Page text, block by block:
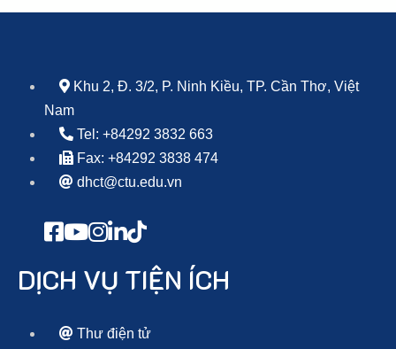
Khu 2, Đ. 3/2, P. Ninh Kiều, TP. Cần Thơ, Việt
Nam
Tel: +84292 3832 663
Fax: +84292 3838 474
dhct@ctu.edu.vn
DỊCH VỤ TIỆN ÍCH
Thư điện tử